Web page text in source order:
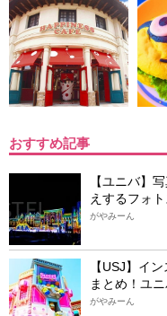
おすすめ記事
【ユニバ】
えするフォ
がやみーん
【USJ】イ
まとめ！ユ
がやみーん